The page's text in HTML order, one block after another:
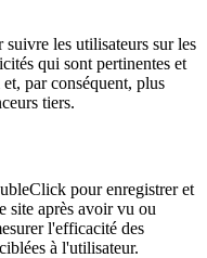
les utilisateurs sur les
qui sont pertinentes et
par conséquent, plus
tiers.
pour enregistrer et
site après avoir vu ou
l'efficacité des
à l'utilisateur.